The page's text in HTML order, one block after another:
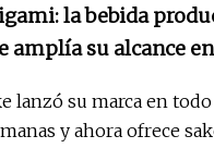
la bebida
amplía su alcance
lanzó su marca en
y ahora ofrece